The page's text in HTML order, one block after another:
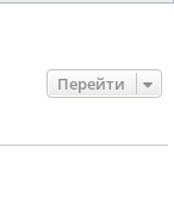
Перейти